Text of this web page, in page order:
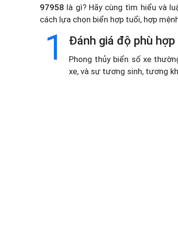
97958 là gì? Hãy cùng tìm hiểu và
cách lựa chọn biển hợp tuổi, hợp
1 Đánh giá độ phù
Phong thủy biển số xe
xe, và sự tương sinh, tương